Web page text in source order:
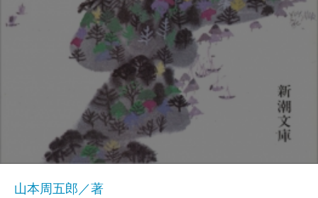
山本周五郎／著